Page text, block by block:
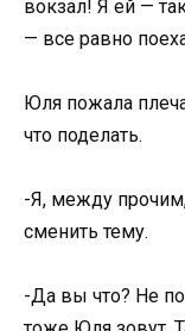
вокзал! Я ей —
— все равно
Юля пожала
что поделать.
-Я, между
сменить тему.
-Да вы что? Не